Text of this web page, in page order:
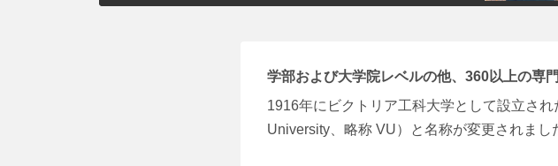
学部および大学院レベルの他、360以上の専
1916年にビクトリア工科大学として設立さ
University、略称 VU）と名称が変更されまし